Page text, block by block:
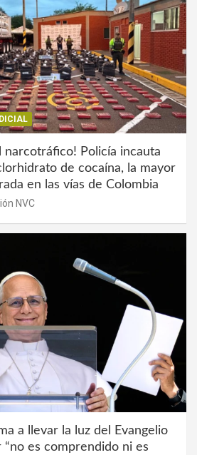
narcotráfico! Policía incauta
de cocaína, la mayor
en las vías de Colombia
NVC
a llevar la luz del Evangelio
es comprendido ni es